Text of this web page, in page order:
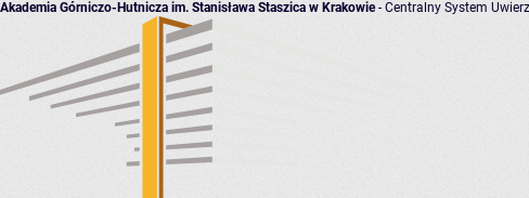
Akademia Górniczo-Hutnicza im. Stanisława Staszica w Krakowie- Centralny System